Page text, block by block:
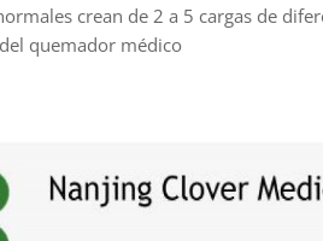
crean de 2 a 5 cargas de
quemador médico